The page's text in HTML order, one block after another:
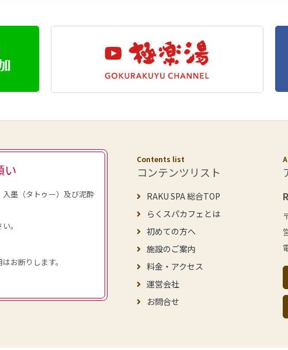
い
墨（タトゥー）及び泥酔
。
お断りします。
Contents list
コンテンツリスト
RAKU SPA 総合TOP
らくスパカフェとは
初めての方へ
施設のご案内
料金・アクセス
運営会社
お問合せ